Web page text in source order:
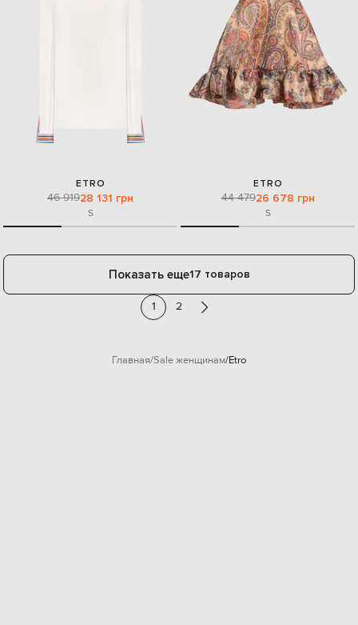
ETRO
46 91928 131 грн
S
ETRO
44 47926 678 грн
S
Показать еще17 товаров
1 2
Главная Sale женщинам Etro